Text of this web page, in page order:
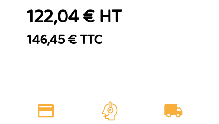
122,04 € HT
146,45 € TTC